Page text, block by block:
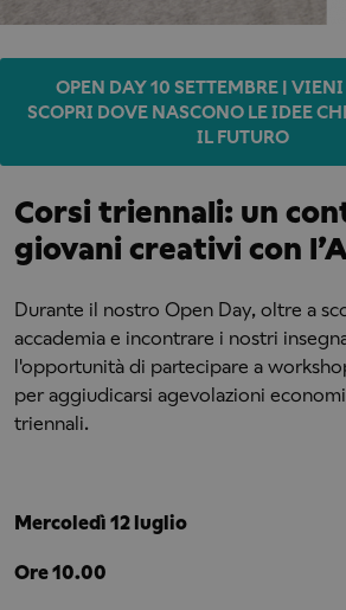
OPEN DAY 10 SETTEMBRE | VIENI
SCOPRI DOVE NASCONO LE IDEE
IL FUTURO
Corsi triennali: un
giovani creativi con
Durante il nostro Open Day, oltre a
accademia e incontrare i nostri
l'opportunità di partecipare a
per aggiudicarsi agevolazioni
triennali.
Mercoledì 12 luglio
Ore 10.00